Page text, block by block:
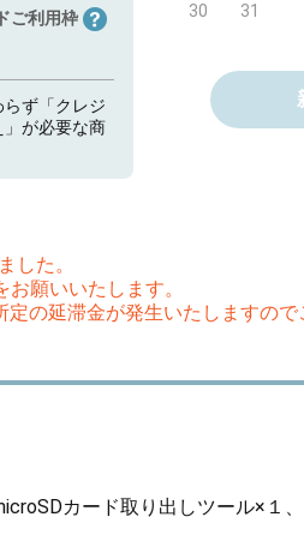
ご利用枠
ず「クレジ
」が必要な商
30 31
した。
願いいたします。
の延滞金が発生いたしますので
カード取り出しツール×１